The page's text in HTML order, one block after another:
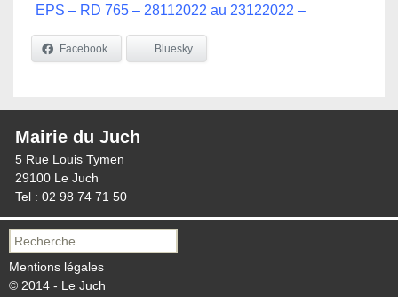
EPS – RD 765 – 28112022 au 23122022 –
Facebook Bluesky
Mairie du Juch
5 Rue Louis Tymen
29100 Le Juch
Tel : 02 98 74 71 50
Recherche
pour :
Mentions légales
© 2014 - Le Juch